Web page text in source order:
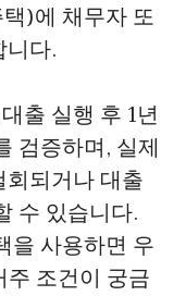
)에 채무자 또
니다.
출 실행 후 1년
검증하며, 실제
되거나 대출
수 있습니다.
을 사용하면 우
조건이 궁금